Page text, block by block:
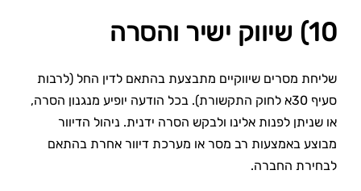
10) שיווק ישיר והסרה
שליחת מסרים שיווקיים מתבצעת בהתאם לדין החל (לרבות
סעיף 30א לחוק התקשורת). בכל הודעה יופיע מנגנון הסרה,
או שניתן לפנות אלינו ולבקש הסרה ידנית. ניהול הדיוור
מבוצע באמצעות רב מסר או מערכת דיוור אחרת בהתאם
לבחירת החברה.